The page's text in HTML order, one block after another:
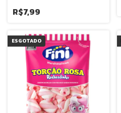
R$7,99
ESGOTADO